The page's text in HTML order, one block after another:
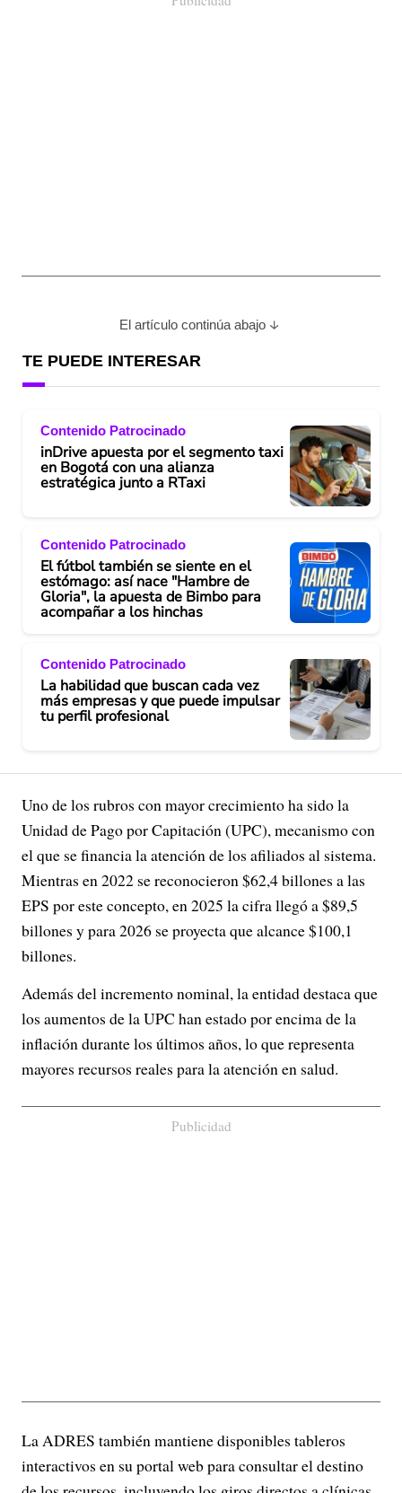
El artículo continúa abajo
TE PUEDE INTERESAR
Contenido Patrocinado
inDrive apuesta por el segmento taxi
en Bogotá con una alianza
estratégica junto a RTaxi
Contenido Patrocinado
El fútbol también se siente en el
estómago: así nace "Hambre de
Gloria", la apuesta de Bimbo para
acompañar a los hinchas
Contenido Patrocinado
La habilidad que buscan cada vez
más empresas y que puede impulsar
tu perfil profesional
Uno de los rubros con mayor crecimiento ha sido la
Unidad de Pago por Capitación (UPC), mecanismo con
el que se financia la atención de los afiliados al sistema.
Mientras en 2022 se reconocieron $62,4 billones a las
EPS por este concepto, en 2025 la cifra llegó a $89,5
billones y para 2026 se proyecta que alcance $100,1
billones.
Además del incremento nominal, la entidad destaca que
los aumentos de la UPC han estado por encima de la
inflación durante los últimos años, lo que representa
mayores recursos reales para la atención en salud.
Publicidad
La ADRES también mantiene disponibles tableros
interactivos en su portal web para consultar el destino